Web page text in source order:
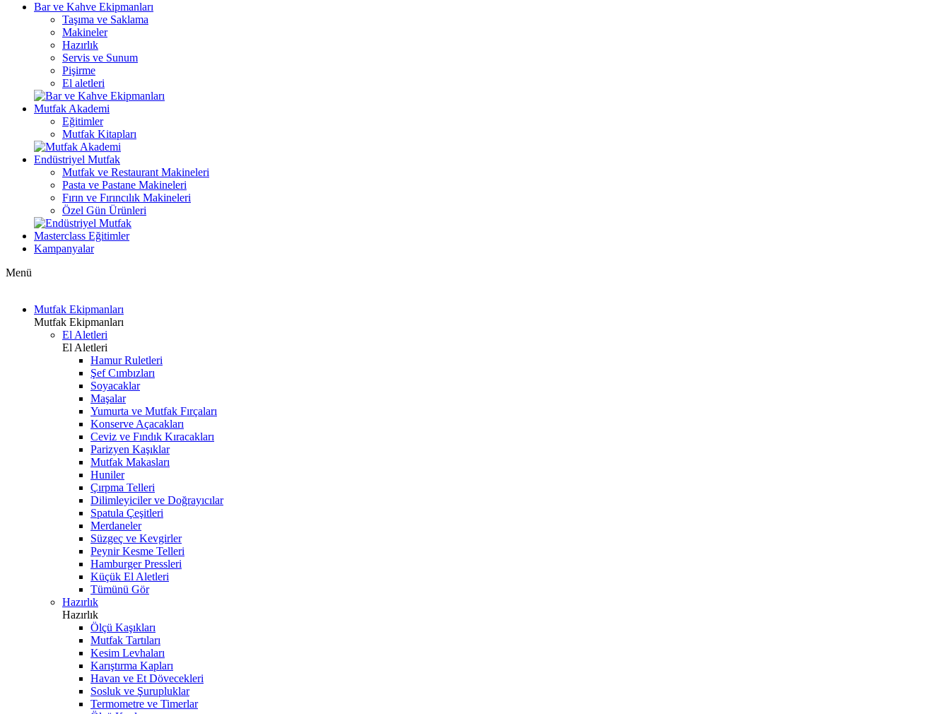
Bar ve Kahve Ekipmanları
Taşıma ve Saklama
Makineler
Hazırlık
Servis ve Sunum
Pişirme
El aletleri
Mutfak Akademi
Eğitimler
Mutfak Kitapları
Endüstriyel Mutfak
Mutfak ve Restaurant Makineleri
Pasta ve Pastane Makineleri
Fırın ve Fırıncılık Makineleri
Özel Gün Ürünleri
Masterclass Eğitimler
Kampanyalar
Menü
Mutfak Ekipmanları
Mutfak Ekipmanları
El Aletleri
El Aletleri
Hamur Ruletleri
Şef Cımbızları
Soyacaklar
Maşalar
Yumurta ve Mutfak Fırçaları
Konserve Açacakları
Ceviz ve Fındık Kıracakları
Parizyen Kaşıklar
Mutfak Makasları
Huniler
Çırpma Telleri
Dilimleyiciler ve Doğrayıcılar
Spatula Çeşitleri
Merdaneler
Süzgeç ve Kevgirler
Peynir Kesme Telleri
Hamburger Pressleri
Küçük El Aletleri
Tümünü Gör
Hazırlık
Hazırlık
Ölçü Kaşıkları
Mutfak Tartıları
Kesim Levhaları
Karıştırma Kapları
Havan ve Et Dövecekleri
Sosluk ve Şurupluklar
Termometre ve Timerlar